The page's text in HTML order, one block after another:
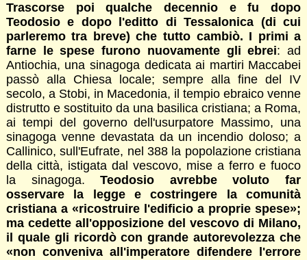
Trascorse poi qualche decennio e fu dopo
Teodosio e dopo l'editto di Tessalonica (di cui
parleremo tra breve) che tutto cambiò. I primi a
farne le spese furono nuovamente gli ebrei: ad
Antiochia, una sinagoga dedicata ai martiri Maccabei
passò alla Chiesa locale; sempre alla fine del IV
secolo, a Stobi, in Macedonia, il tempio ebraico venne
distrutto e sostituito da una basilica cristiana; a Roma,
ai tempi del governo dell'usurpatore Massimo, una
sinagoga venne devastata da un incendio doloso; a
Callinico, sull'Eufrate, nel 388 la popolazione cristiana
della città, istigata dal vescovo, mise a ferro e fuoco
la sinagoga.Teodosio avrebbe voluto far
osservare la legge e costringere la comunità
cristiana a «ricostruire l'edificio a proprie spese»;
ma cedette all'opposizione del vescovo di Milano,
il quale gli ricordò con grande autorevolezza che
«non conveniva all'imperatore difendere l'errore